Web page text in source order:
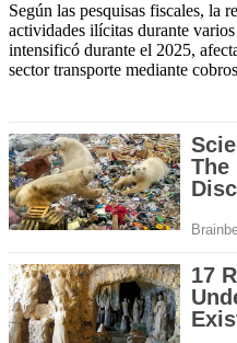
Según las pesquisas fiscales, la
actividades ilícitas durante
intensificó durante el 2025,
sector transporte mediante